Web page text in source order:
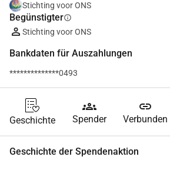
Stichting voor ONS
Begünstigterinfo
Stichting voor ONS
Bankdaten für Auszahlungen
**************0493
Geschichte
groups
Spender
link
Verbunden
Geschichte der Spendenaktion